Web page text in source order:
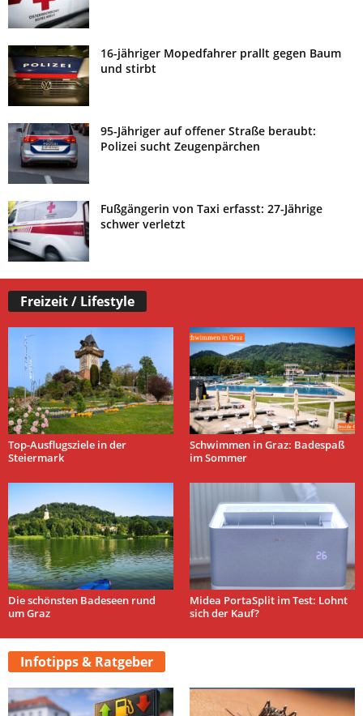
16-jähriger Mopedfahrer prallt gegen Baum
und stirbt
95-Jähriger auf offener Straße beraubt:
Polizei sucht Zeugenpärchen
Fußgängerin von Taxi erfasst: 27-Jährige
schwer verletzt
Freizeit / Lifestyle
Top-Ausflugsziele in der
Steiermark
Schwimmen in Graz: Badespaß
im Sommer
Die schönsten Badeseen rund
um Graz
Midea PortaSplit im Test: Lohnt
sich der Kauf?
Infotipps & Ratgeber